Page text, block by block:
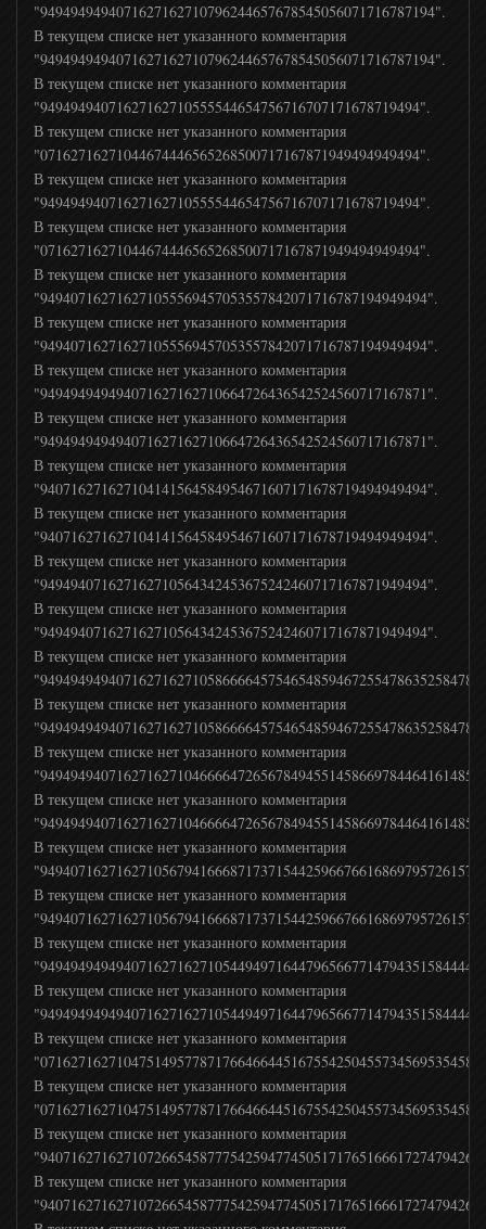
"9494949494071627162710796244657678545056071716787194".
В текущем списке нет указанного комментария
"9494949494071627162710796244657678545056071716787194".
В текущем списке нет указанного комментария
"94949494071627162710555544654756716707171678719494".
В текущем списке нет указанного комментария
"07162716271044674446565268500717167871949494949494".
В текущем списке нет указанного комментария
"94949494071627162710555544654756716707171678719494".
В текущем списке нет указанного комментария
"07162716271044674446565268500717167871949494949494".
В текущем списке нет указанного комментария
"949407162716271055569457053557842071716787194949494".
В текущем списке нет указанного комментария
"949407162716271055569457053557842071716787194949494".
В текущем списке нет указанного комментария
"949494949494071627162710664726436542524560717167871".
В текущем списке нет указанного комментария
"949494949494071627162710664726436542524560717167871".
В текущем списке нет указанного комментария
"940716271627104141564584954671607171678719494949494".
В текущем списке нет указанного комментария
"940716271627104141564584954671607171678719494949494".
В текущем списке нет указанного комментария
"949494071627162710564342453675242460717167871949494".
В текущем списке нет указанного комментария
"949494071627162710564342453675242460717167871949494".
В текущем списке нет указанного комментария
В текущем списке нет указанного комментария
В текущем списке нет указанного комментария
В текущем списке нет указанного комментария
В текущем списке нет указанного комментария
В текущем списке нет указанного комментария
В текущем списке нет указанного комментария
В текущем списке нет указанного комментария
В текущем списке нет указанного комментария
В текущем списке нет указанного комментария
В текущем списке нет указанного комментария
В текущем списке нет указанного комментария